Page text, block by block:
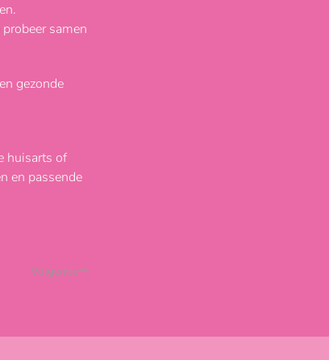
samen
gezonde
huisarts of
en passende
Volgende